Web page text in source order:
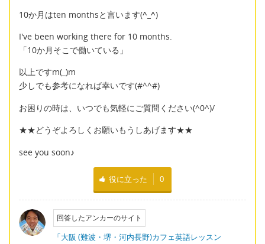
10か月はten monthsと言います(^_^)
I've been working there for 10 months.
「10か月そこで働いている」
以上ですm(_)m
少しでも参考になれば幸いです(#^^#)
お困りの時は、いつでも気軽にご質問ください(^0^)/
★★どうぞよろしくお願いもうしあげます★★
see you soon♪
役に立った 0
回答したアンカーのサイト
「大阪 (難波・堺・河内長野)カフェ英語レッスン